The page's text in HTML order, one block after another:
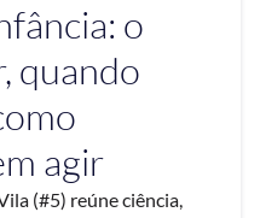
o
quando
agir
(#5) reúne ciência,